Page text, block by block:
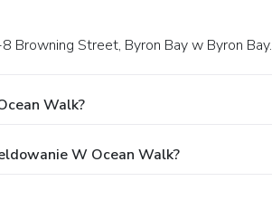
Browning Street, Byron Bay w Byron Bay.
Walk?
W Ocean Walk?